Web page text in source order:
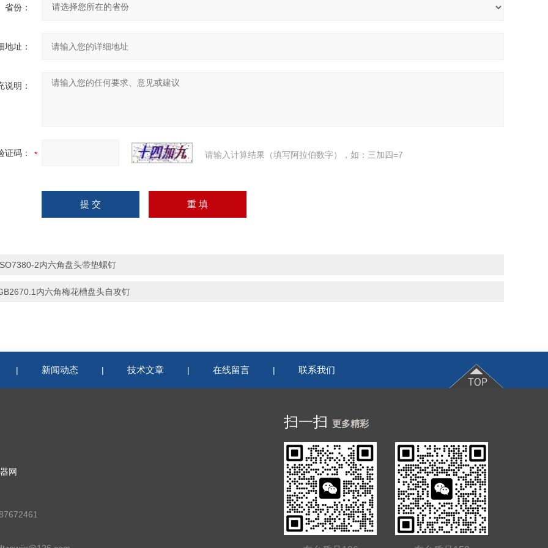
省份：
地址：
说明：
证码： 请输入计算结果（填写阿拉伯数字），如：三加四=7
2内六角盘头带垫螺钉
内六角梅花槽盘头自攻钉
| 新闻动态 | 技术文章 | 在线留言 | 联系我们
网
扫一扫 更多精彩